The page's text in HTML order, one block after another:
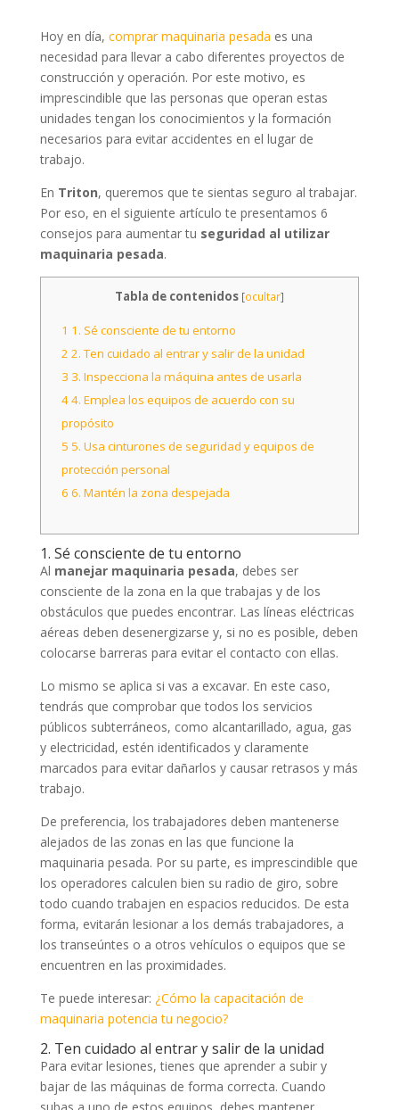
Hoy en día, comprar maquinaria pesada es una
necesidad para llevar a cabo diferentes proyectos de
construcción y operación. Por este motivo, es
imprescindible que las personas que operan estas
unidades tengan los conocimientos y la formación
necesarios para evitar accidentes en el lugar de
trabajo.
En Triton, queremos que te sientas seguro al trabajar.
Por eso, en el siguiente artículo te presentamos 6
consejos para aumentar tu seguridad al utilizar
maquinaria pesada.
Tabla de contenidos [ocultar]
1 1. Sé consciente de tu entorno
2 2. Ten cuidado al entrar y salir de la unidad
3 3. Inspecciona la máquina antes de usarla
44. Emplea los equipos de acuerdo con su
propósito
5 5. Usa cinturones de seguridad y equipos de
protección personal
6 6. Mantén la zona despejada
1. Sé consciente de tu entorno
Al manejar maquinaria pesada, debes ser
consciente de la zona en la que trabajas y de los
obstáculos que puedes encontrar. Las líneas eléctricas
aéreas deben desenergizarse y, si no es posible, deben
colocarse barreras para evitar el contacto con ellas.
Lo mismo se aplica si vas a excavar. En este caso,
tendrás que comprobar que todos los servicios
públicos subterráneos, como alcantarillado, agua, gas
y electricidad, estén identificados y claramente
marcados para evitar dañarlos y causar retrasos y más
trabajo.
De preferencia, los trabajadores deben mantenerse
alejados de las zonas en las que funcione la
maquinaria pesada. Por su parte, es imprescindible que
los operadores calculen bien su radio de giro, sobre
todo cuando trabajen en espacios reducidos. De esta
forma, evitarán lesionar a los demás trabajadores, a
los transeúntes o a otros vehículos o equipos que se
encuentren en las proximidades.
Te puede interesar: ¿Cómo la capacitación de
maquinaria potencia tu negocio?
2. Ten cuidado al entrar y salir de la unidad
Para evitar lesiones, tienes que aprender a subir y
bajar de las máquinas de forma correcta. Cuando